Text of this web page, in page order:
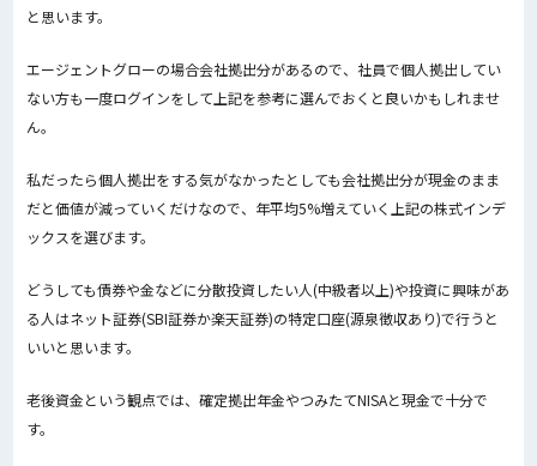
と思います。
エージェントグローの場合会社拠出分があるので、社員で個人拠出してい
ない方も一度ログインをして上記を参考に選んでおくと良いかもしれませ
ん。
私だったら個人拠出をする気がなかったとしても会社拠出分が現金のまま
だと価値が減っていくだけなので、年平均5%増えていく上記の株式インデ
ックスを選びます。
どうしても債券や金などに分散投資したい人(中級者以上)や投資に興味があ
る人はネット証券(SBI証券か楽天証券)の特定口座(源泉徴収あり)で行うと
いいと思います。
老後資金という観点では、確定拠出年金やつみたてNISAと現金で十分で
す。